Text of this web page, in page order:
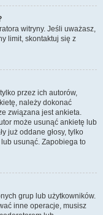
witryny. Jeśli uważasz,
limit, skontaktuj się z
przez ich autorów,
należy dokonać
związana jest ankieta.
może usunąć ankietę lub
już oddane głosy, tylko
usunąć. Zapobiega to
grup lub użytkowników.
inne operacje, musisz